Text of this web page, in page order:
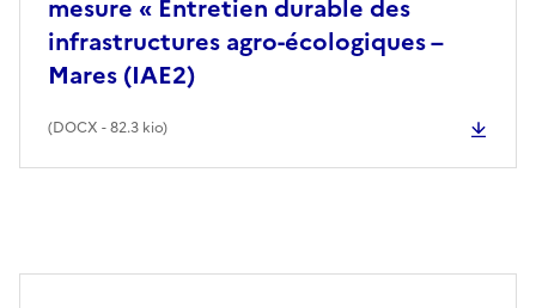
mesure « Entretien durable des
infrastructures agro-écologiques –
Mares (IAE2)
(DOCX - 82.3 kio)